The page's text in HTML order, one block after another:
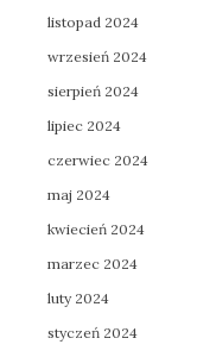
listopad 2024
wrzesień 2024
sierpień 2024
lipiec 2024
czerwiec 2024
maj 2024
kwiecień 2024
marzec 2024
luty 2024
styczeń 2024